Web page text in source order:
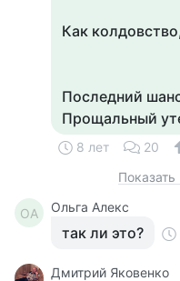
Как
Последний
Прощальный
8 лет 20
ОА Ольга Алекс
так ли это?
Дмитрий Яковенко